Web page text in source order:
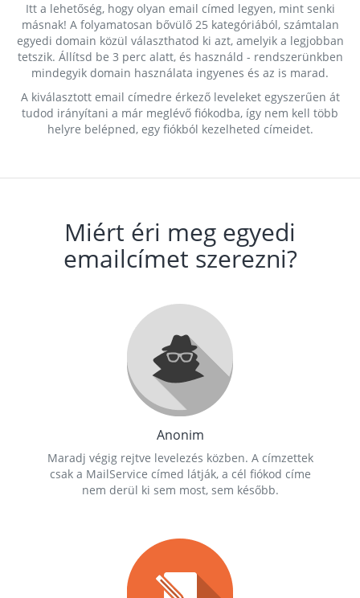
Itt a lehetőség, hogy olyan email címed legyen, mint senki
másnak! A folyamatosan bővülő 25 kategóriából, számtalan
egyedi domain közül választhatod ki azt, amelyik a legjobban
tetszik. Állítsd be 3 perc alatt, és használd - rendszerünkben
mindegyik domain használata ingyenes és az is marad.
A kiválasztott email címedre érkező leveleket egyszerűen át
tudod irányítani a már meglévő fiókodba, így nem kell több
helyre belépned, egy fiókból kezelheted címeidet.
Miért éri meg egyedi
emailcímet szerezni?
Anonim
Maradj végig rejtve levelezés közben. A címzettek
csak a MailService címed látják, a cél fiókod címe
nem derül ki sem most, sem később.